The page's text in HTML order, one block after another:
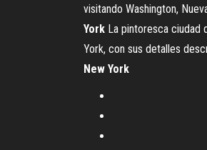
visitando Washington,
York La pintoresca ciudad
York, con sus detalles
New York